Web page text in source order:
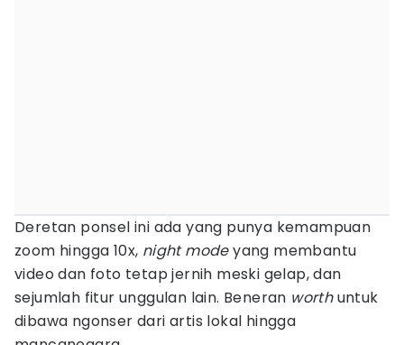
Deretan ponsel ini ada yang punya kemampuan
zoom hingga 10x, night modeyang membantu
video dan foto tetap jernih meski gelap, dan
sejumlah fitur unggulan lain. Beneran worthuntuk
dibawa ngonser dari artis lokal hingga